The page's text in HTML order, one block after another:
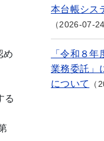
め
る
本台帳シス
2026-07-24
「令和８
業務委託」
について